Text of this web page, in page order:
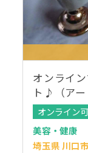
オンライ
ト♪（アー
オンライン可
美容・健康
埼玉県 川口市